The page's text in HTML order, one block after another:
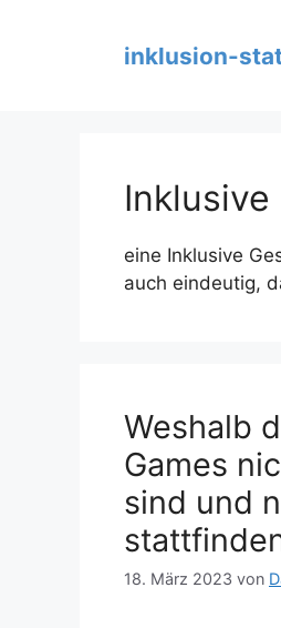
inklusion-
eine Inklusive
auch eindeutig,
Weshalb
Games
sind und
18. März 2023 von